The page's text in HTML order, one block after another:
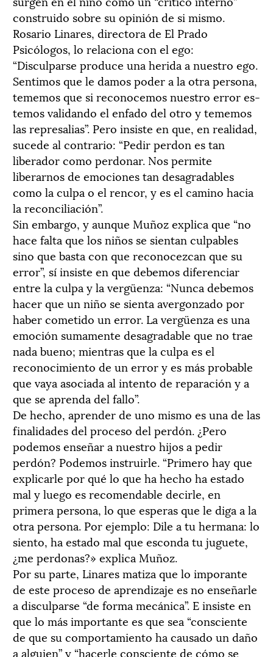
construido sobre su opinión de si mismo.
Rosario Linares, directora de El Prado
Psicólogos, lo relaciona con el ego:
“Disculparse produce una herida a nuestro ego.
Sentimos que le damos poder a la otra persona,
tememos que si reconocemos nuestro error es­
temos validando el enfado del otro y tememos
las represalias”. Pero insiste en que, en realidad,
sucede al contrario: “Pedir perdon es tan
liberador como perdonar. Nos permite
liberarnos de emociones tan desagradables
como la culpa o el rencor, y es el camino hacia
la reconciliación”.
Sin embargo, y aunque Muñoz explica que “no
hace falta que los niños se sientan culpables
sino que basta con que reconocezcan que su
error”, sí insiste en que debemos diferenciar
entre la culpa y la vergüenza: “Nunca debemos
hacer que un niño se sienta avergonzado por
haber cometido un error. La vergüenza es una
emoción sumamente desagradable que no trae
nada bueno; mientras que la culpa es el
reconocimiento de un error y es más probable
que vaya asociada al intento de reparación y a
que se aprenda del fallo”.
De hecho, aprender de uno mismo es una de las
finalidades del proceso del perdón. ¿Pero
podemos enseñar a nuestro hijos a pedir
perdón? Podemos instruirle. “Primero hay que
explicarle por qué lo que ha hecho ha estado
mal y luego es recomendable decirle, en
primera persona, lo que esperas que le diga a la
otra persona. Por ejemplo: Dile a tu hermana: lo
siento, ha estado mal que esconda tu juguete,
¿me perdonas?» explica Muñoz.
Por su parte, Linares matiza que lo imporante
de este proceso de aprendizaje es no enseñarle
a disculparse “de forma mecánica”. E insiste en
que lo más importante es que sea “consciente
de que su comportamiento ha causado un daño
a alguien” y “hacerle consciente de cómo se